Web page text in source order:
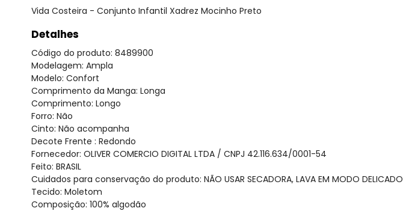
Vida Costeira - Conjunto Infantil Xadrez Mocinho Preto
Detalhes
Código do produto: 8489900
Modelagem: Ampla
Modelo: Confort
Comprimento da Manga: Longa
Comprimento: Longo
Forro: Não
Cinto: Não acompanha
Decote Frente : Redondo
Fornecedor: OLIVER COMERCIO DIGITAL LTDA / CNPJ 42.116.634/0001-54
Feito: BRASIL
Cuidados para conservação do produto: NÃO USAR SECADORA, LAVA EM MODO DELICADO
Tecido: Moletom
Composição: 100% algodão